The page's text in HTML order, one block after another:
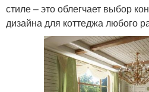
стиле – это облегчает выбор
дизайна для коттеджа любого